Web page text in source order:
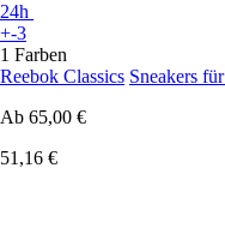
24h
+-3
1 Farben
Reebok Classics Sneakers
Ab 65,00 €
51,16 €